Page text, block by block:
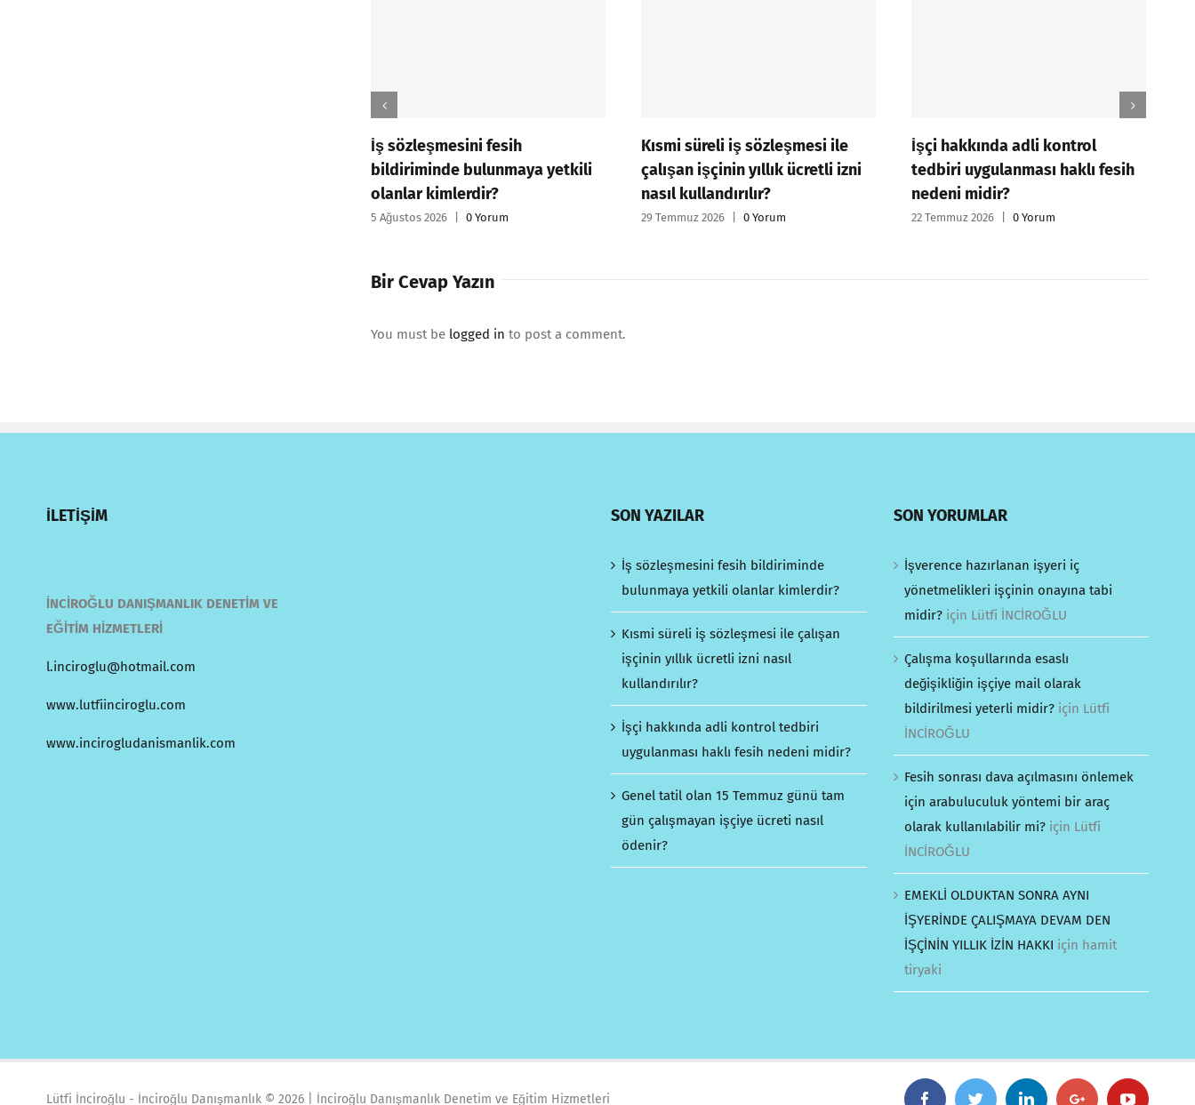
İş sözleşmesini fesih
bildiriminde bulunmaya yetkili
olanlar kimlerdir?
5 Ağustos 2026 0 Yorum
Kısmi süreli iş sözleşmesi ile
çalışan işçinin yıllık ücretli izni
nasıl kullandırılır?
29 Temmuz 2026 0 Yorum
İşçi hakkında adli kontrol
tedbiri uygulanması haklı fesih
nedeni midir?
22 Temmuz 2026 0 Yorum
Bir Cevap Yazın
You must be logged in to post a comment.
İLETİŞİM
İNCİROĞLU DANIŞMANLIK DENETİM VE
EĞİTİM HİZMETLERİ
l.inciroglu@hotmail.com
www.lutfiinciroglu.com
www.incirogludanismanlik.com
SON YAZILAR
İş sözleşmesini fesih bildiriminde
bulunmaya yetkili olanlar kimlerdir?
Kısmi süreli iş sözleşmesi ile çalışan
işçinin yıllık ücretli izni nasıl
kullandırılır?
İşçi hakkında adli kontrol tedbiri
uygulanması haklı fesih nedeni midir?
Genel tatil olan 15 Temmuz günü tam
gün çalışmayan işçiye ücreti nasıl
ödenir?
SON YORUMLAR
İşverence hazırlanan işyeri iç
yönetmelikleri işçinin onayına tabi
midir?için Lütfi İNCİROĞLU
Çalışma koşullarında esaslı
değişikliğin işçiye mail olarak
bildirilmesi yeterli midir?için Lütfi
İNCİROĞLU
Fesih sonrası dava açılmasını önlemek
için arabuluculuk yöntemi bir araç
olarak kullanılabilir mi?için Lütfi
İNCİROĞLU
EMEKLİ OLDUKTAN SONRA AYNI
İŞYERİNDE ÇALIŞMAYA DEVAM DEN
İŞÇİNİN YILLIK İZİN HAKKI için hamit
tiryaki
Lütfi İnciroğlu - İnciroğlu Danışmanlık © 2026 | İnciroğlu Danışmanlık Denetim ve Eğitim Hizmetleri FacebookTwitter LinkedinGoogle+YouTube